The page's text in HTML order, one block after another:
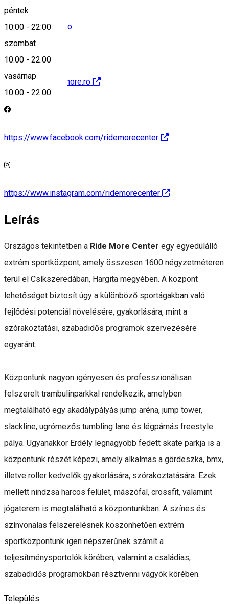
péntek
10:00 - 22:00
szombat
10:00 - 22:00
vasárnap
10:00 - 22:00
office@ridemore.ro
https://www.ridemore.ro
https://www.facebook.com/ridemorecenter
https://www.instagram.com/ridemorecenter
Leírás
Országos tekintetben a Ride More Center egy egyedülálló
extrém sportközpont, amely összesen 1600 négyzetméteren
terül el Csíkszeredában, Hargita megyében. A központ
lehetőséget biztosít úgy a különböző sportágakban való
fejlődési potenciál növelésére, gyakorlására, mint a
szórakoztatási, szabadidős programok szervezésére
egyaránt.
Központunk nagyon igényesen és professzionálisan
felszerelt trambulinparkkal rendelkezik, amelyben
megtalálható egy akadálypályás jump aréna, jump tower,
slackline, ugrómezős tumbling lane és légpárnás freestyle
pálya. Ugyanakkor Erdély legnagyobb fedett skate parkja is a
központunk részét képezi, amely alkalmas a gördeszka, bmx,
illetve roller kedvelők gyakorlására, szórakoztatására. Ezek
mellett nindzsa harcos felület, mászófal, crossfit, valamint
jógaterem is megtalálható a központunkban. A színes és
színvonalas felszerelésnek köszönhetően extrém
sportközpontunk igen népszerűnek számít a
teljesítménysportolók körében, valamint a családias,
szabadidős programokban résztvenni vágyók körében.
Település